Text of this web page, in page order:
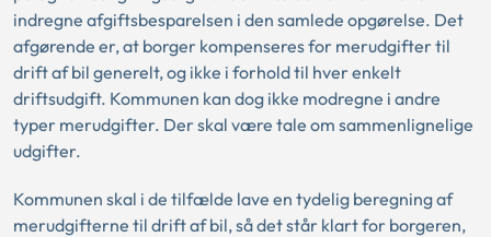
indregne afgiftsbesparelsen i den samlede opgørelse. Det
afgørende er, at borger kompenseres for merudgifter til
drift af bil generelt, og ikke i forhold til hver enkelt
driftsudgift. Kommunen kan dog ikke modregne i andre
typer merudgifter. Der skal være tale om sammenlignelige
udgifter.
Kommunen skal i de tilfælde lave en tydelig beregning af
merudgifterne til drift af bil, så det står klart for borgeren,